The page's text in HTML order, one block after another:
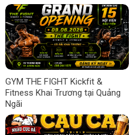
GYM THE FIGHT Kickfit &
Fitness Khai Trương tại Quảng
Ngãi